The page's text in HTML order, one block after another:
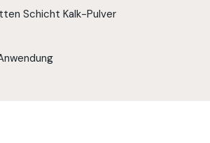
Schicht Kalk-Pulver